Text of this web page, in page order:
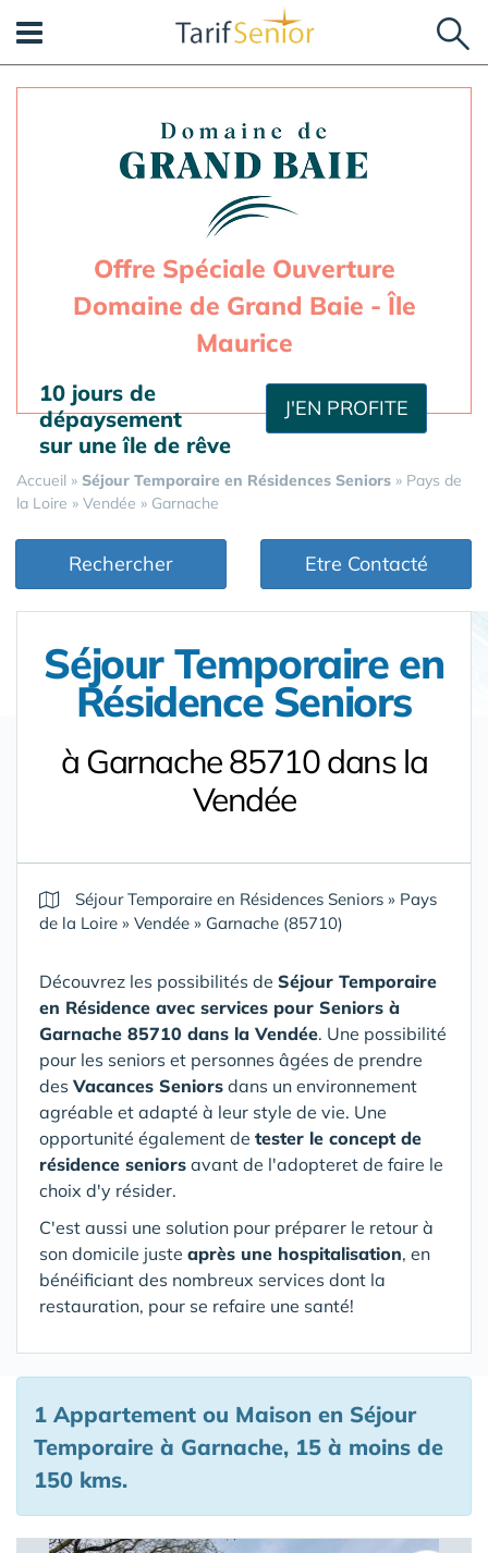
Offre Spéciale Ouverture
Domaine de Grand Baie - Île
Maurice
J'EN PROFITE
10 jours de
dépaysement
sur une île de rêve
Accueil » Séjour Temporaire en Résidences Seniors » Pays de
la Loire » Vendée » Garnache
Rechercher Etre Contacté
Séjour Temporaire en
Résidence Seniors
à Garnache 85710 dans la
Vendée
Séjour Temporaire en Résidences Seniors » Pays
de la Loire » Vendée » Garnache (85710)
Découvrez les possibilités de Séjour Temporaire
en Résidence avec services pour Seniors à
Garnache 85710 dans la Vendée. Une possibilité
pour les seniors et personnes âgées de prendre
des Vacances Seniors dans un environnement
agréable et adapté à leur style de vie. Une
opportunité également de tester le concept de
résidence seniors avant de l'adopteret de faire le
choix d'y résider.
C'est aussi une solution pour préparer le retour à
son domicile juste après une hospitalisation, en
bénéificiant des nombreux services dont la
restauration, pour se refaire une santé!
1 Appartement ou Maison en Séjour
Temporaire à Garnache, 15 à moins de
150 kms.